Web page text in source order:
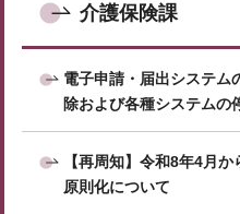
介護保険課
電子申請・届出システム
除および各種システムの
【再周知】令和8年4月
原則化について